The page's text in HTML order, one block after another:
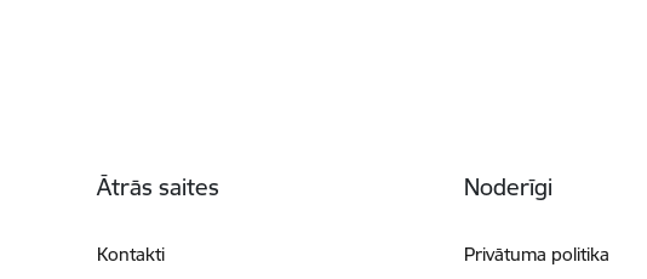
Ātrās saites
Kontakti
Noderīgi
Privātuma politika